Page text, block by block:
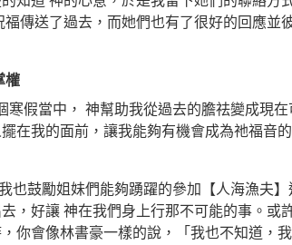
福傳送了過去，而她們也有了很好的回應並
權
假當中， 神幫助我從過去的膽祛變成現在
在我的面前，讓我能夠有機會成為祂福音
鼓勵姐妹們能夠踴躍的參加【人海漁夫】
，好讓 神在我們身上行那不可能的事。或
你會像林書豪一樣的說，「我也不知道，